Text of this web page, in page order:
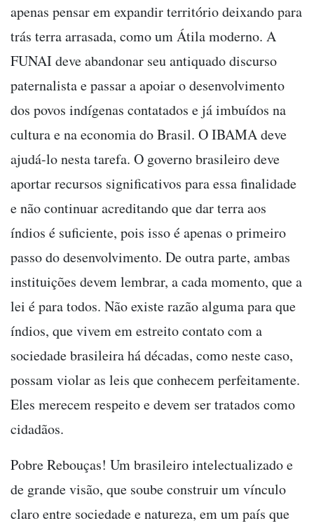
apenas pensar em expandir território deixando para
trás terra arrasada, como um Átila moderno. A
FUNAI deve abandonar seu antiquado discurso
paternalista e passar a apoiar o desenvolvimento
dos povos indígenas contatados e já imbuídos na
cultura e na economia do Brasil. O IBAMA deve
ajudá-lo nesta tarefa. O governo brasileiro deve
aportar recursos significativos para essa finalidade
e não continuar acreditando que dar terra aos
índios é suficiente, pois isso é apenas o primeiro
passo do desenvolvimento. De outra parte, ambas
instituições devem lembrar, a cada momento, que a
lei é para todos. Não existe razão alguma para que
índios, que vivem em estreito contato com a
sociedade brasileira há décadas, como neste caso,
possam violar as leis que conhecem perfeitamente.
Eles merecem respeito e devem ser tratados como
cidadãos.
Pobre Rebouças! Um brasileiro intelectualizado e
de grande visão, que soube construir um vínculo
claro entre sociedade e natureza, em um país que